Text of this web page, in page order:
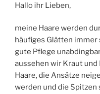
Hallo ihr Lieben,
meine Haare werden
häufiges Glätten immer
gute Pflege
aussehen wir Kraut und
Haare, die Ansätze
werden und die